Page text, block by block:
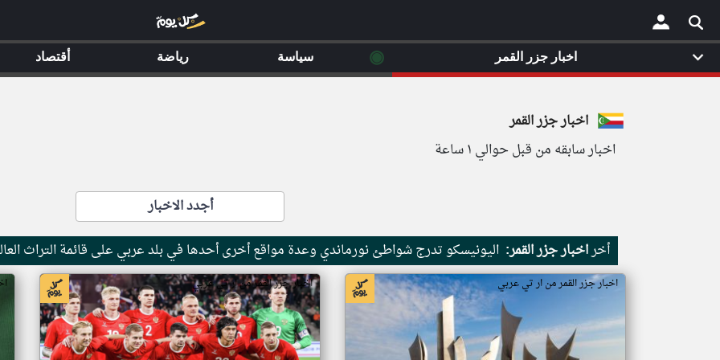
×
اخبار جزر القمر
اخبار سابقه من قبل حوالي ١ ساعة
أجدد الاخبار
أخراخبار جزر القمر: اليونيسكو تدرج شواطئ نورماندي وعدة مواقع أخرى أحدها في بلد عربي على قائمة التراث
اخبار جزر القمر من ار تي عربي اخبار جزر القمر من ار تي عربي
اخبار جزر القمر ◉ سياسة رياضة أقتصاد